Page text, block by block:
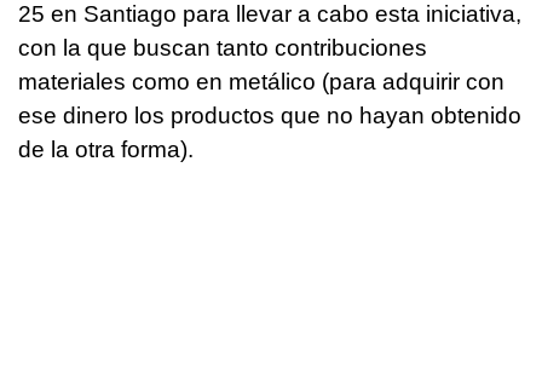
25 en Santiago para llevar a cabo esta iniciativa,
con la que buscan tanto contribuciones
materiales como en metálico (para adquirir con
ese dinero los productos que no hayan obtenido
de la otra forma).